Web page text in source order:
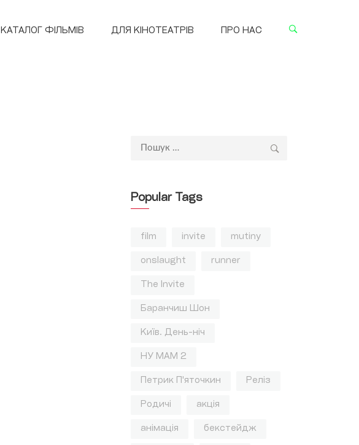
КАТАЛОГ ФІЛЬМІВ ДЛЯ КІНОТЕАТРІВ ПРО НАС
Пошук:
Popular Tags
film invite mutiny
onslaught runner
The Invite
Баранчиш Шон
Київ. День-ніч
НУ МАМ 2
Петрик П'яточкин Реліз
Родичі акція
анімація бекстейдж